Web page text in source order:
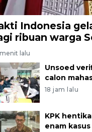
Indonesia
ribuan warga
lalu
Unsoed
calon
18 jam lalu
KPK
enam